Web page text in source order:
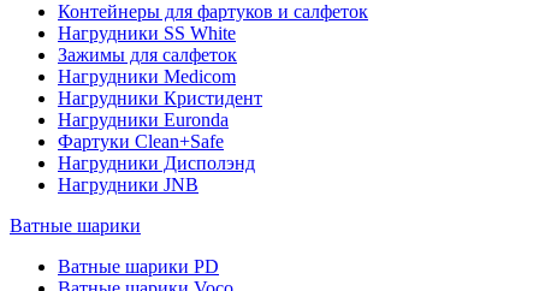
Контейнеры для фартуков и салфеток
Нагрудники SS White
Зажимы для салфеток
Нагрудники Medicom
Нагрудники Кристидент
Нагрудники Euronda
Фартуки Clean+Safe
Нагрудники Дисполэнд
Нагрудники JNB
Ватные шарики
Ватные шарики PD